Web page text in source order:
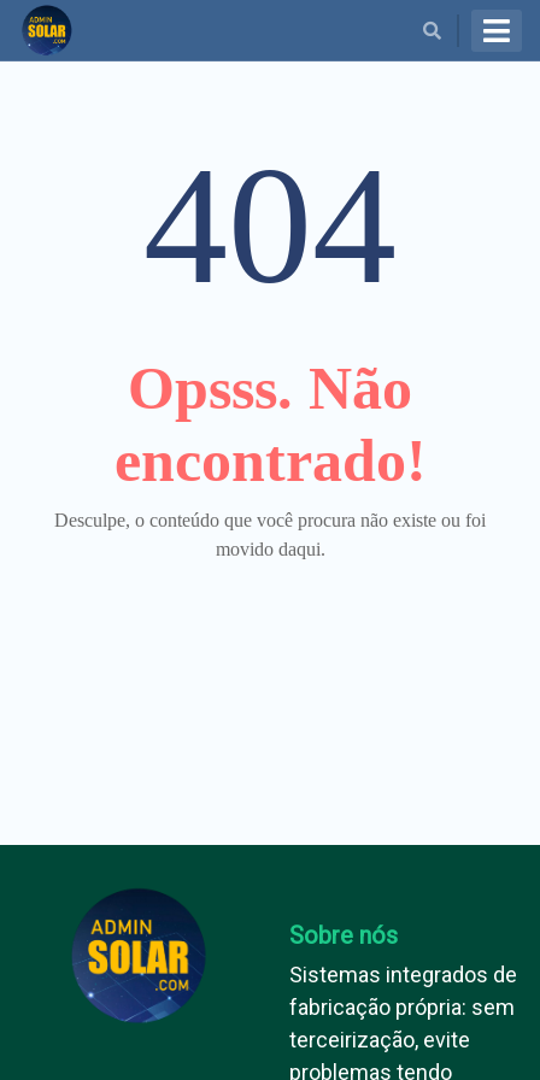
404
Opsss. Não
encontrado!
Desculpe, o conteúdo que você procura não existe ou foi
movido daqui.
Sobre nós
Sistemas integrados de
fabricação própria: sem
terceirização, evite
problemas tendo